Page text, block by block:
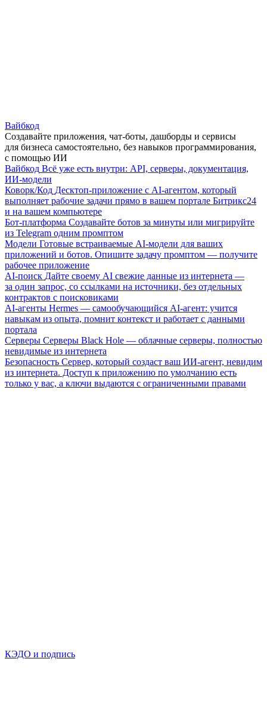
Вайбкод
Создавайте приложения, чат-боты, дашборды и сервисы
для бизнеса самостоятельно, без навыков программирования,
с помощью ИИ
Вайбкод Всё уже есть внутри: API, серверы, документация,
ИИ-модели
Коворк/Код Десктоп-приложение с AI-агентом, который
выполняет рабочие задачи прямо в вашем портале Битрикс24
и на вашем компьютере
Бот-платформа Создавайте ботов за минуты или мигрируйте
из Telegram одним промптом
Модели Готовые встраиваемые AI-модели для ваших
приложений и ботов. Опишите задачу промптом — получите
рабочее приложение
AI-поиск Дайте своему AI свежие данные из интернета —
за один запрос, со ссылками на источники, без отдельных
контрактов с поисковиками
AI-агенты Hermes — самообучающийся AI-агент: учится
навыкам из опыта, помнит контекст и работает с данными
портала
Серверы Серверы Black Hole — облачные серверы, полностью
невидимые из интернета
Безопасность Сервер, который создаст ваш ИИ-агент, невидим
из интернета. Доступ к приложению по умолчанию есть
только у вас, а ключи выдаются с ограниченными правами
КЭДО и подпись